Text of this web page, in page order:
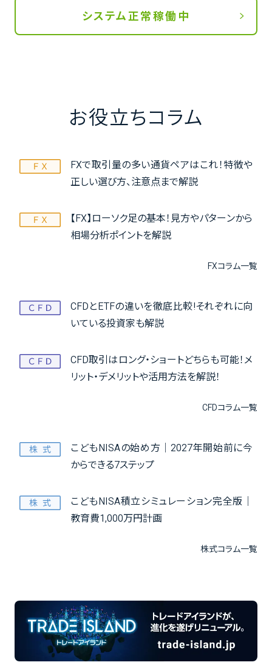
システム正常稼働中
お役立ちコラム
FXで取引量の多い通貨ペアはこれ！特徴や
正しい選び方、注意点まで解説
【FX】ローソク足の基本！見方やパターンから
相場分析ポイントを解説
FXコラム一覧
CFDとETFの違いを徹底比較!それぞれに向
いている投資家も解説
CFD取引はロング・ショートどちらも可能！メ
リット・デメリットや活用方法を解説！
CFDコラム一覧
こどもNISAの始め方｜2027年開始前に今
からできる7ステップ
こどもNISA積立シミュレーション完全版｜
教育費1,000万円計画
株式コラム一覧